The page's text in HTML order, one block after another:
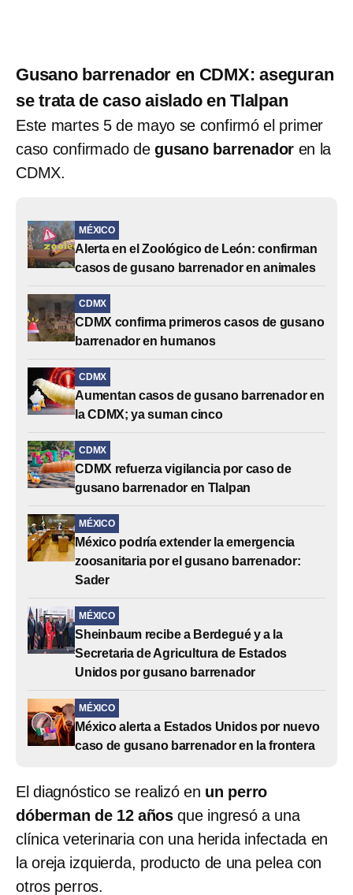
Gusano barrenador en CDMX: aseguran
se trata de caso aislado en Tlalpan
Este martes 5 de mayo se confirmó el primer
caso confirmado degusano barrenador en la
CDMX.
MÉXICO
Alerta en el Zoológico de León: confirman
casos de gusano barrenador en animales
CDMX
CDMX confirma primeros casos de gusano
barrenador en humanos
CDMX
Aumentan casos de gusano barrenador en
la CDMX; ya suman cinco
CDMX
CDMX refuerza vigilancia por caso de
gusano barrenador en Tlalpan
MÉXICO
México podría extender la emergencia
zoosanitaria por el gusano barrenador:
Sader
MÉXICO
Sheinbaum recibe a Berdegué y a la
Secretaria de Agricultura de Estados
Unidos por gusano barrenador
MÉXICO
México alerta a Estados Unidos por nuevo
caso de gusano barrenador en la frontera
El diagnóstico se realizó en un perro
dóberman de 12 años que ingresó a una
clínica veterinaria con una herida infectada en
la oreja izquierda, producto de una pelea con
otros perros.